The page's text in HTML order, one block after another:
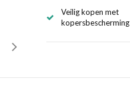
Veilig kopen met
kopersbescherming